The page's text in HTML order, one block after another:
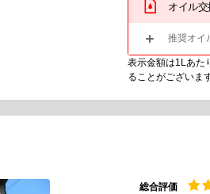
オイル交
推奨オイ
表示金額は1Lあた
ることがございます
総合評価